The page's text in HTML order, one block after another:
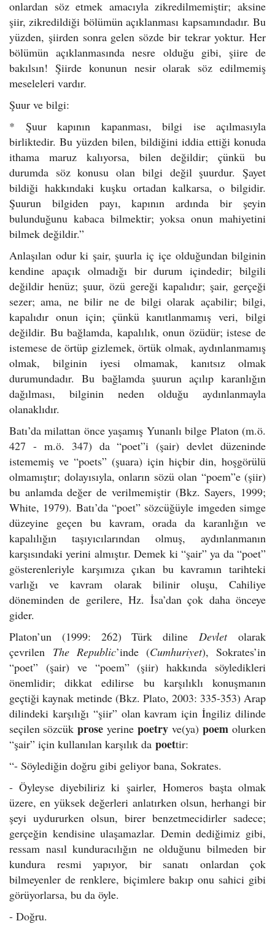
onlardan söz etmek amacıyla zikredilmemiştir; aksine
şiir, zikredildiği bölümün açıklanması kapsamındadır. Bu
yüzden, şiirden sonra gelen sözde bir tekrar yoktur. Her
bölümün açıklanmasında nesre olduğu gibi, şiire de
bakılsın! Şiirde konunun nesir olarak söz edilmemiş
meseleleri vardır.
Şuur ve bilgi:
* Şuur kapının kapanması, bilgi ise açılmasıyla
birliktedir. Bu yüzden bilen, bildiğini iddia ettiği konuda
ithama maruz kalıyorsa, bilen değildir; çünkü bu
durumda söz konusu olan bilgi değil şuurdur. Şayet
bildiği hakkındaki kuşku ortadan kalkarsa, o bilgidir.
Şuurun bilgiden payı, kapının ardında bir şeyin
bulunduğunu kabaca bilmektir; yoksa onun mahiyetini
bilmek değildir.”
Anlaşılan odur ki şair, şuurla iç içe olduğundan bilginin
kendine apaçık olmadığı bir durum içindedir; bilgili
değildir henüz; şuur, özü gereği kapalıdır; şair, gerçeği
sezer; ama, ne bilir ne de bilgi olarak açabilir; bilgi,
kapalıdır onun için; çünkü kanıtlanmamış veri, bilgi
değildir. Bu bağlamda, kapalılık, onun özüdür; istese de
istemese de örtüp gizlemek, örtük olmak, aydınlanmamış
olmak, bilginin iyesi olmamak, kanıtsız olmak
durumundadır. Bu bağlamda şuurun açılıp karanlığın
dağılması, bilginin neden olduğu aydınlanmayla
olanaklıdır.
Batı’da milattan önce yaşamış Yunanlı bilge Platon (m.ö.
427 - m.ö. 347) da “poet”i (şair) devlet düzeninde
istememiş ve “poets” (şuara) için hiçbir din, hoşgörülü
olmamıştır; dolayısıyla, onların sözü olan “poem”e (şiir)
bu anlamda değer de verilmemiştir (Bkz. Sayers, 1999;
White, 1979). Batı’da “poet” sözcüğüyle imgeden simge
düzeyine geçen bu kavram, orada da karanlığın ve
kapalılığın taşıyıcılarından olmuş, aydınlanmanın
karşısındaki yerini almıştır. Demek ki “şair” ya da “poet”
gösterenleriyle karşımıza çıkan bu kavramın tarihteki
varlığı ve kavram olarak bilinir oluşu, Cahiliye
döneminden de gerilere, Hz. İsa’dan çok daha önceye
gider.
Platon’un (1999: 262) Türk dilineDevletolarak
çevrilen The Republic’inde (Cumhuriyet), Sokrates’in
“poet” (şair) ve “poem” (şiir) hakkında söyledikleri
önemlidir; dikkat edilirse bu karşılıklı konuşmanın
geçtiği kaynak metinde (Bkz. Plato, 2003: 335-353) Arap
dilindeki karşılığı “şiir” olan kavram için İngiliz dilinde
seçilen sözcük prose yerine poetry ve(ya) poem olurken
“şair” için kullanılan karşılık da poettir:
“- Söylediğin doğru gibi geliyor bana, Sokrates.
- Öyleyse diyebiliriz ki şairler, Homeros başta olmak
üzere, en yüksek değerleri anlatırken olsun, herhangi bir
şeyi uydururken olsun, birer benzetmecidirler sadece;
gerçeğin kendisine ulaşamazlar. Demin dediğimiz gibi,
ressam nasıl kunduracılığın ne olduğunu bilmeden bir
kundura resmi yapıyor, bir sanatı onlardan çok
bilmeyenler de renklere, biçimlere bakıp onu sahici gibi
görüyorlarsa, bu da öyle.
- Doğru.